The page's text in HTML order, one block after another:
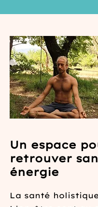
Un espace
retrouver
énergie
La santé